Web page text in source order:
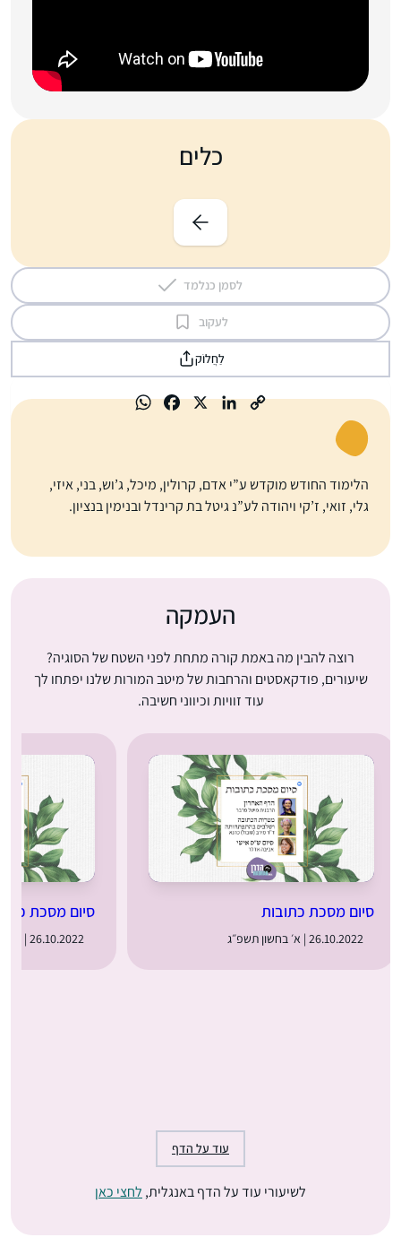
כלים
לסמן כנלמד
לעקוב
לַחֲלוֹק
הלימוד החודש מוקדש ע”י אדם, קרולין, מיכל, ג’וש, בני, איזי,
גלי, זואי, ז’קי ויהודה לע”נ גיטל בת קרינדל ובנימין בנציון.
העמקה
רוצה להבין מה באמת קורה מתחת לפני השטח של הסוגיה?
שיעורים, פודקאסטים והרחבות של מיטב המורות שלנו יפתחו לך
עוד זוויות וכיווני חשיבה.
סיום מסכת כתובות
26.10.2022 | א׳ בחשון תשפ״ג
סיום מסכת
26.10.2022 | א׳ בחשון תשפ״ג
עוד על הדף
לשיעורי עוד על הדף באנגלית, לחצי כאן